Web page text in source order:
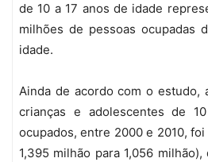
de 10 a 17 anos de idade
milhões de pessoas ocupadas
idade.
Ainda de acordo com o estudo,
crianças e adolescentes de
ocupados, entre 2000 e 2010,
1,395 milhão para 1,056